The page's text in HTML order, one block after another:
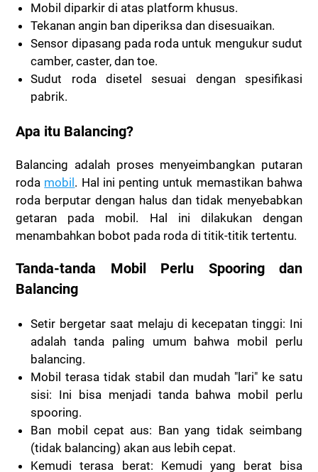
Mobil diparkir di atas platform khusus.
Tekanan angin ban diperiksa dan disesuaikan.
Sensor dipasang pada roda untuk mengukur sudut
camber, caster, dan toe.
Sudut roda disetel sesuai dengan spesifikasi
pabrik.
Apa itu Balancing?
Balancing adalah proses menyeimbangkan putaran
roda mobil. Hal ini penting untuk memastikan bahwa
roda berputar dengan halus dan tidak menyebabkan
getaran pada mobil. Hal ini dilakukan dengan
menambahkan bobot pada roda di titik-titik tertentu.
Tanda-tanda Mobil Perlu Spooring dan
Balancing
Setir bergetar saat melaju di kecepatan tinggi: Ini
adalah tanda paling umum bahwa mobil perlu
balancing.
Mobil terasa tidak stabil dan mudah "lari" ke satu
sisi: Ini bisa menjadi tanda bahwa mobil perlu
spooring.
Ban mobil cepat aus: Ban yang tidak seimbang
(tidak balancing) akan aus lebih cepat.
Kemudi terasa berat: Kemudi yang berat bisa